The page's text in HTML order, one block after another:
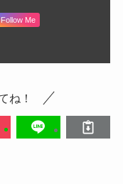
Follow Me
ね！